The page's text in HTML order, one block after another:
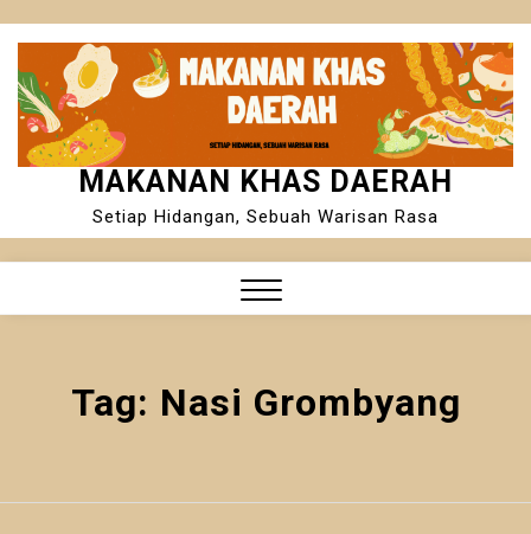
Skip
content
MAKANAN KHAS DAERAH
Setiap Hidangan, Sebuah Warisan Rasa
Tag: Nasi Grombyang